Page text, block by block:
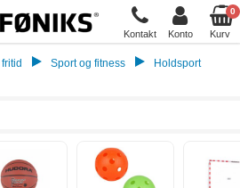
Kontakt Konto
0
Kurv
Sport og fitness Holdsport